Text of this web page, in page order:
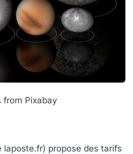
from Pixabay
laposte.fr) propose des tarifs